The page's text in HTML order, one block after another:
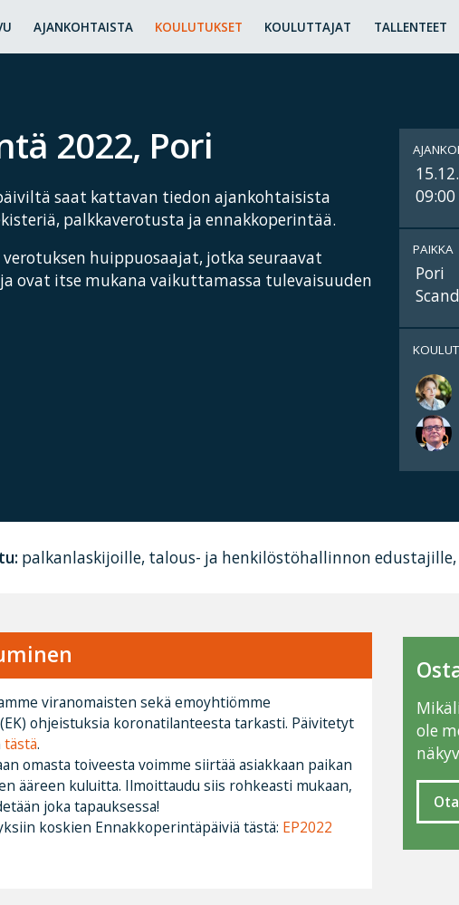
AJANKOHTAISTA KOULUTUKSET KOULUTTAJAT TALLENTEET
2022, Pori
saat kattavan tiedon ajankohtaisista
palkkaverotusta ja ennakkoperintää.
huippuosaajat, jotka seuraavat
ovat itse mukana vaikuttamassa tulevaisuuden
09:00
PAIKKA
Pori
palkanlaskijoille, talous- ja henkilöstöhallinnon
viranomaisten sekä emoyhtiömme
ohjeistuksia koronatilanteesta tarkasti. Päivitetyt
tästä.
omasta toiveesta voimme siirtää asiakkaan paikan
ääreen kuluitta. Ilmoittaudu siis rohkeasti mukaan,
joka tapauksessa!
koskien Ennakkoperintäpäiviä tästä: EP2022
ole